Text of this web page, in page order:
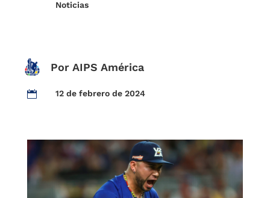
Noticias
Por AIPS América
 12 de febrero de 2024